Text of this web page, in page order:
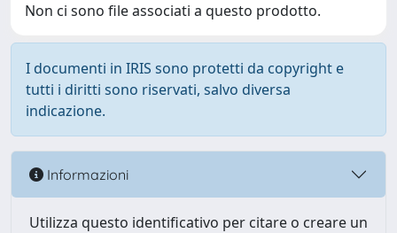
Non ci sono file associati a questo prodotto.
I documenti in IRIS sono protetti da copyright e
tutti i diritti sono riservati, salvo diversa
indicazione.
Informazioni
Utilizza questo identificativo per citare o creare un